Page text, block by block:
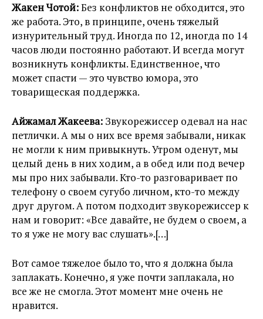
Жакен Чотой:Без конфликтов не обходится, это
же работа. Это, в принципе, очень тяжелый
изнурительный труд. Иногда по 12, иногда по 14
часов люди постоянно работают. И всегда могут
возникнуть конфликты. Единственное, что
может спасти — это чувство юмора, это
товарищеская поддержка.
Айжамал Жакеева: Звукорежиссер одевал на нас
петлички. А мы о них все время забывали, никак
не могли к ним привыкнуть. Утром оденут, мы
целый день в них ходим, а в обед или под вечер
мы про них забывали. Кто-то разговаривает по
телефону о своем сугубо личном, кто-то между
друг другом. А потом подходит звукорежиссер к
нам и говорит: «Все давайте, не будем о своем, а
то я уже не могу вас слушать».[…]
Вот самое тяжелое было то, что я должна была
заплакать. Конечно, я уже почти заплакала, но
все же не смогла. Этот момент мне очень не
нравится.